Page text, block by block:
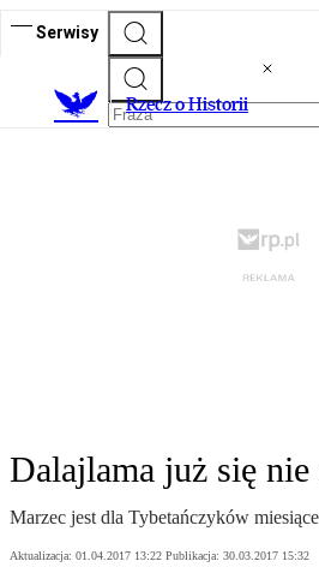
Serwisy
Rzecz o Historii
Dalajlama już się
Marzec jest dla Tybetańczyków
Aktualizacja: 01.04.2017 13:22 Publikacja: 30.03.2017 15:32